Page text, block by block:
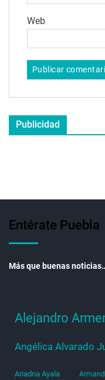
Web
Publicidad
Entérate Puebla
Más que buenas
Alejandro
Angélica Alvarado
Ariadna Ayala